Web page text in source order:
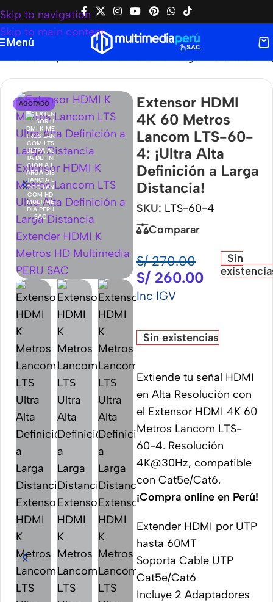
Skip to navigation
Skip to main content
Menú
60-4: ¡Ultra Alta Definición a Larga Distancia!
AGOTADO
Extensor HDMI
4K 60 Metros
Lancom LTS-60-
4: ¡Ultra Alta
Definición a Larga
Distancia!
SKU: LTS-60-4
Comparar
S/270.00
S/ 260.00
Inc IGV
Sin
Sin existencias
Extiende tu señal HDMI
en Alta Resolución con
el Extensor HDMI 4K 60
Metros Lancom LTS-
60-4. Resolución
4K@30Hz, compatible
con Cat5e/Cat6.
¡Compra online en Perú!
Extender HDMI por UTP
hasta 60MT
Soporta Cable UTP
Cat5e/Cat6
Incluye 2 Adaptadores